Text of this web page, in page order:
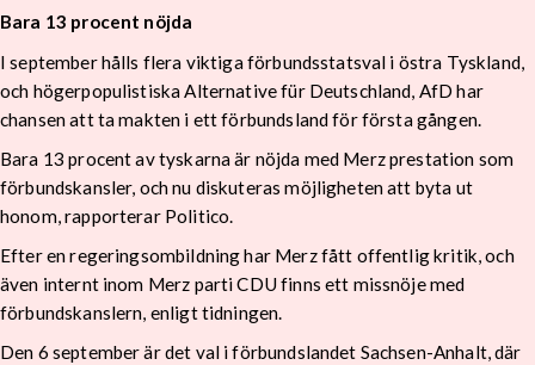
Bara 13 procent nöjda
I september hålls flera viktiga förbundsstatsval i östra Tyskland,
och högerpopulistiska Alternative für Deutschland, AfD har
chansen att ta makten i ett förbundsland för första gången.
Bara 13 procent av tyskarna är nöjda med Merz prestation som
förbundskansler, och nu diskuteras möjligheten att byta ut
honom, rapporterar Politico.
Efter en regeringsombildning har Merz fått offentlig kritik, och
även internt inom Merz parti CDU finns ett missnöje med
förbundskanslern, enligt tidningen.
Den 6 september är det val i förbundslandet Sachsen-Anhalt, där